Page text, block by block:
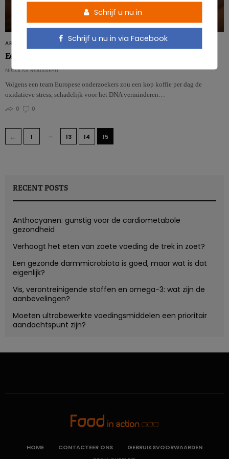
ARTIKELS
Een kopje koffie per dag om het DNA te beschermen?
NICOLAS ROUSSEAU
Volgens een team Europese onderzoekers zou een kop koffie per dag de
oxidatieve stress, schadelijk voor het DNA verminderen…
0
0
← 1 … 13 14 15
RECENT POSTS
Anthocyanen: gunstig voor de cardiometabole
gezondheid
Verhoogt het eten van zoete voeding de trek in zoet?
Een gezonde darmmicrobiota is goed, maar wat is dat
eigenlijk?
Vis, verontreinigende stoffen en omega-3: wat zijn de
aanbevelingen?
Moeten ultrabewerkte voedingsmiddelen een prioritair
aandachtspunt zijn?
Schrijf u nu in
Schrijf u nu in via Facebook
HOME CONTACTEER ONS
GEBRUIKSVOORWAARDEN